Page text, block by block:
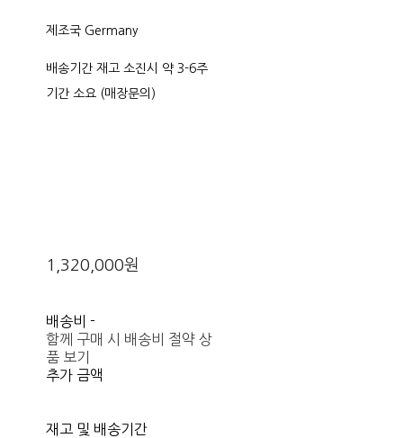
제조국 Germany
배송기간 재고 소진시 약 3-6주
기간 소요 (매장문의)
1,320,000원
배송비-
함께 구매 시 배송비 절약 상
품 보기
추가 금액
재고 및 배송기간